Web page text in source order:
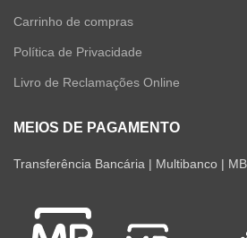
Carrinho de compras
Política de Privacidade
Livro de Reclamações Online
MEIOS DE PAGAMENTO
Transferência Bancária | Multibanco |